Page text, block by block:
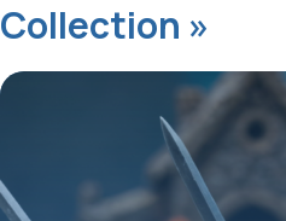
Collection »